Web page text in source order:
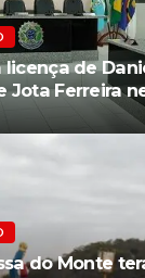
licença de
Jota Ferreira
do Monte